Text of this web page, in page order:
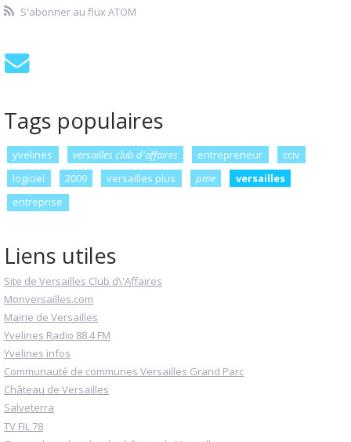
S'abonner au flux ATOM
Tags populaires
yvelines versailles club d'affaires entrepreneur
cciv
logiciel
2009 versailles plus pme
versailles
entreprise
Liens utiles
Site de Versailles Club d\'Affaires
Monversailles.com
Mairie de Versailles
Yvelines Radio 88.4 FM
Yvelines infos
Communauté de communes Versailles Grand Parc
Château de Versailles
Salveterra
TV FIL 78